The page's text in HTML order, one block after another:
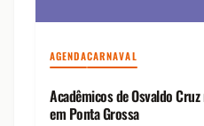
AGENDACARNAVAL
Acadêmicos de Osvaldo
em Ponta Grossa